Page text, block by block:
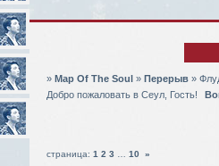
Добро пожаловать в Сеул, Гость!
» Map Of The Soul » Перерыв »
страница: 1 2 3 10 »